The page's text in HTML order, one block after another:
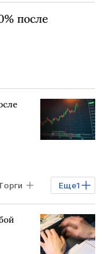
после
Еще1